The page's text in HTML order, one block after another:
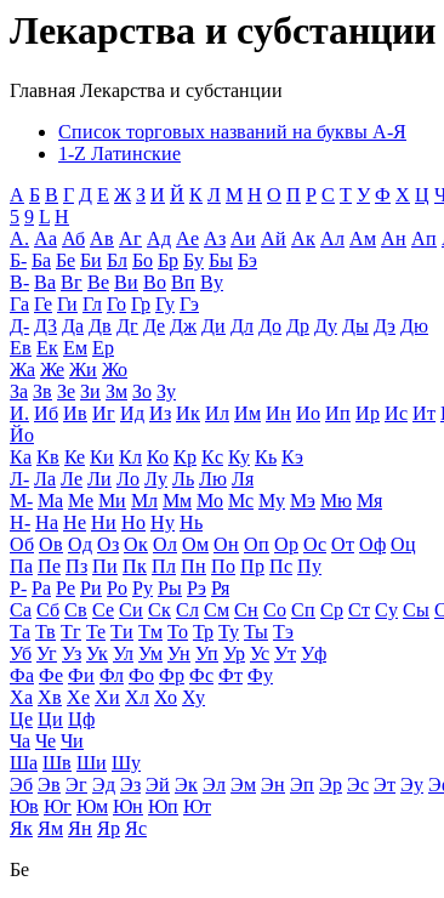
Лекарства и
Главная Лекарства и субстанции
Список торговых названий на буквы А-Я
1-Z Латинские
А Б В Г Д Е Ж З И Й К Л М Н О П Р С Т У Ф Х Ц
5 9 L H
А. Аа Аб Ав Аг Ад Ае Аз Аи Ай Ак Ал Ам Ан Ап
Б- Ба Бе Би Бл Бо Бр Бу Бы Бэ
В- Ва Вг Ве Ви Во Вп Ву
Га Ге Ги Гл Го Гр Гу Гэ
Д- Д3 Да Дв Дг Де Дж Ди Дл До Др Ду Ды Дэ Дю
Ев Ек Ем Ер
Жа Же Жи Жо
За Зв Зе Зи Зм Зо Зу
И. Иб Ив Иг Ид Из Ик Ил Им Ин Ио Ип Ир Ис Ит
Йо
Ка Кв Ке Ки Кл Ко Кр Кс Ку Кь Кэ
Л- Ла Ле Ли Ло Лу Ль Лю Ля
М- Ма Ме Ми Мл Мм Мо Мс Му Мэ Мю Мя
Н- На Не Ни Но Ну Нь
Об Ов Од Оз Ок Ол Ом Он Оп Ор Ос От Оф Оц
Па Пе Пз Пи Пк Пл Пн По Пр Пс Пу
Р- Ра Ре Ри Ро Ру Ры Рэ Ря
Са Сб Св Се Си Ск Сл См Сн Со Сп Ср Ст Су Сы
Та Тв Тг Те Ти Тм То Тр Ту Ты Тэ
Уб Уг Уз Ук Ул Ум Ун Уп Ур Ус Ут Уф
Фа Фе Фи Фл Фо Фр Фс Фт Фу
Ха Хв Хе Хи Хл Хо Ху
Це Ци Цф
Ча Че Чи
Ша Шв Ши Шу
Эб Эв Эг Эд Эз Эй Эк Эл Эм Эн Эп Эр Эс Эт Эу
Юв Юг Юм Юн Юп Ют
Як Ям Ян Яр Яс
Бе